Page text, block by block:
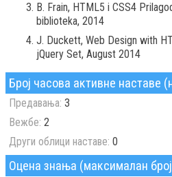
B. Frain, HTML5 i CSS4
biblioteka, 2014
J. Duckett, Web Design with
jQuery Set, August 2014
Број часова активне наставе
Предавања: 3
Вежбе: 2
Други облици наставе: 0
Оцена знања (максималан